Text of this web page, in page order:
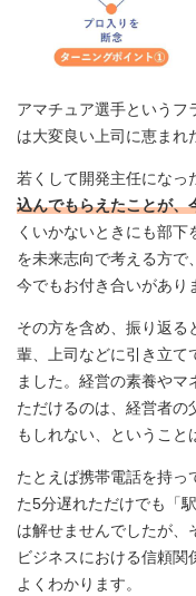
アマチュア選手というフ
は大変良い上司に恵まれ
若くして開発主任になっ
込んでもらえたことが、
くいかないときにも部下
を未来志向で考える方で
今でもお付き合いがあり
その方を含め、振り返る
輩、上司などに引き立て
ました。経営の素養や
ただけるのは、経営者の
もしれない、ということ
たとえば携帯電話を持っ
た5分遅れただけでも「
は解せませんでしたが、
ビジネスにおける信頼関
よくわかります。